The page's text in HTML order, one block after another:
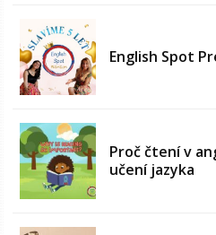
English Spot
Proč čtení v
učení jazyka